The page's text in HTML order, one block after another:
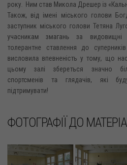
року. Ним став Микола Дрешер із
Також, від імені міського голови
заступник міського голови Тетяна
учасникам змагань за видовищні
толерантне ставлення до
висловила впевненість у тому, що
цьому залі збереться значно
спортсменів та глядачів, які
підтримувати!
ФОТОГРАФІЇ ДО